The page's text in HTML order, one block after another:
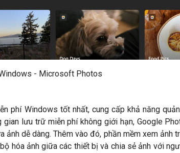
- Microsoft Photos
phí Windows tốt nhất, cung cấp khả năng
gian lưu trữ miễn phí không giới hạn, Google
dễ dàng. Thêm vào đó, phần mềm xem ảnh
hóa ảnh giữa các thiết bị và chia sẻ ảnh với